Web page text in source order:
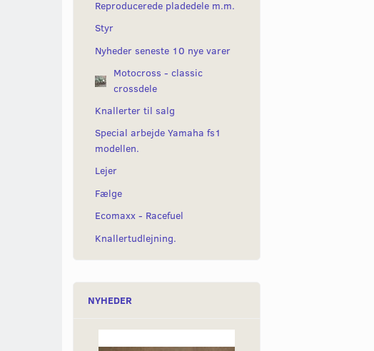
Reproducerede pladedele m.m.
Styr
Nyheder seneste 10 nye varer
Motocross - classic
crossdele
Knallerter til salg
Special arbejde Yamaha fs1
modellen.
Lejer
Fælge
Ecomaxx - Racefuel
Knallertudlejning.
NYHEDER